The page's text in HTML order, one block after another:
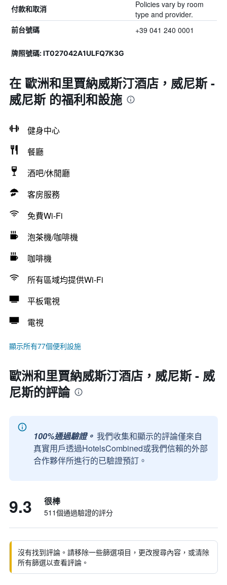
付款和取消
Policies vary by room
type and provider.
前台號碼 +39 041 240 0001
牌照號碼: IT027042A1ULFQ7K3G
在 歐洲和里賈納威斯汀酒店，威尼斯 -
威尼斯 的福利和設施
健身中心
餐廳
酒吧/休閒廳
客房服務
免費Wi-Fi
泡茶機/咖啡機
咖啡機
所有區域均提供Wi-Fi
平板電視
電視
顯示所有77個便利設施
歐洲和里賈納威斯汀酒店，威尼斯 - 威
尼斯的評論
100%通過驗證。 我們收集和顯示的評論僅來自
真實用戶透過HotelsCombined或我們信賴的外部
合作夥伴所進行的已驗證預訂。
9.3 很棒
511個通過驗證的評分
沒有找到評論。請移除一些篩選項目，更改搜尋內容，或清除
所有篩選以查看評論。